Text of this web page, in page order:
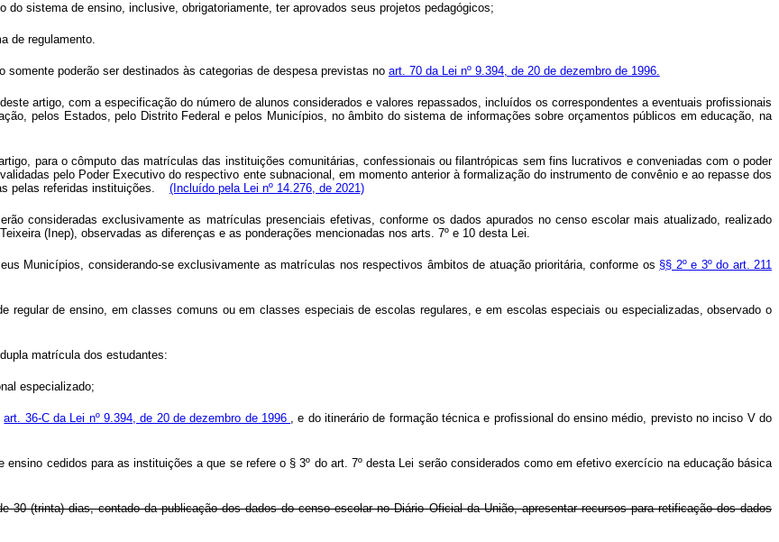
do sistema de ensino, inclusive, obrigatoriamente, ter aprovados seus projetos pedagógicos;
de regulamento.
poderão ser destinados às categorias de despesa previstas no art. 70 da Lei nº 9.394, de 20 de dezembro de 1996.
artigo, com a especificação do número de alunos considerados e valores repassados, incluídos os correspondentes a eventuais profissionais
pelos Estados, pelo Distrito Federal e pelos Municípios, no âmbito do sistema de informações sobre orçamentos públicos em educação, na
para o cômputo das matrículas das instituições comunitárias, confessionais ou filantrópicas sem fins lucrativos e conveniadas com o poder
pelo Poder Executivo do respectivo ente subnacional, em momento anterior à formalização do instrumento de convênio e ao repasse dos
pelas referidas instituições. (Incluído pela Lei nº 14.276, de 2021)
consideradas exclusivamente as matrículas presenciais efetivas, conforme os dados apurados no censo escolar mais atualizado, realizado
(Inep), observadas as diferenças e as ponderações mencionadas nos arts. 7º e 10 desta Lei.
Municípios, considerando-se exclusivamente as matrículas nos respectivos âmbitos de atuação prioritária, conforme os §§ 2º e 3º do art. 211
regular de ensino, em classes comuns ou em classes especiais de escolas regulares, e em escolas especiais ou especializadas, observado o
matrícula dos estudantes:
especializado;
art. 36-C da Lei nº 9.394, de 20 de dezembro de 1996 , e do itinerário de formação técnica e profissional do ensino médio, previsto no inciso V do
cedidos para as instituições a que se refere o § 3º do art. 7º desta Lei serão considerados como em efetivo exercício na educação básica
(trinta) dias, contado da publicação dos dados do censo escolar no Diário Oficial da União, apresentar recursos para retificação dos dados